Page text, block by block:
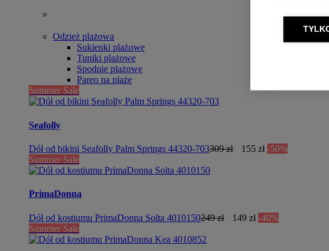
Odzież plażowa
Sukienki plażowe
Tuniki plażowe
Spodnie plażowe
Pareo na plażę
Summer Sale
Seafolly
Dół od bikini Seafolly Palm Springs 44320-703309 zł 155 zł -50%
Summer Sale
PrimaDonna
Dół od kostiumu PrimaDonna Solta 4010150249 zł 149 zł -40%
Summer Sale